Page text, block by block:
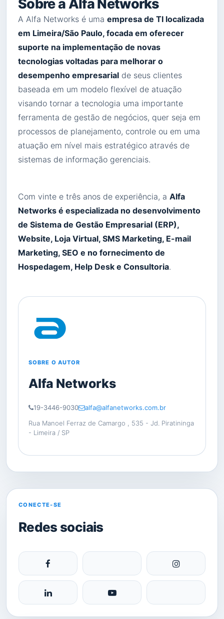
Sobre a Alfa Networks
A Alfa Networks é uma empresa de TI localizada
em Limeira/São Paulo, focada em oferecer
suporte na implementação de novas
tecnologias voltadas para melhorar o
desempenho empresarial de seus clientes
baseada em um modelo flexível de atuação
visando tornar a tecnologia uma importante
ferramenta de gestão de negócios, quer seja em
processos de planejamento, controle ou em uma
atuação em nível mais estratégico através de
sistemas de informação gerenciais.
Com vinte e três anos de experiência, a Alfa
Networks é especializada no desenvolvimento
de Sistema de Gestão Empresarial (ERP),
Website, Loja Virtual, SMS Marketing, E-mail
Marketing, SEO e no fornecimento de
Hospedagem, Help Desk e Consultoria.
SOBRE O AUTOR
Alfa Networks
19-3446-9030
alfa@alfanetworks.com.br
Rua Manoel Ferraz de Camargo , 535 - Jd. Piratininga
- Limeira / SP
CONECTE-SE
Redes sociais